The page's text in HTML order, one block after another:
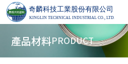
產品材料PRODUCT